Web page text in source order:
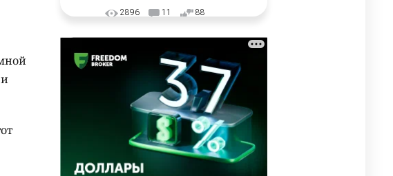
2896 11 88
Переписку из телефона
Нурай Серикбай в день
похищения зачитали в суде
2925 0 19
⚠️ Доброе утро, друзья!
Предлагаем обзор главных
новостей за 4 августа